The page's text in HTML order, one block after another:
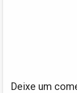
Deixe um